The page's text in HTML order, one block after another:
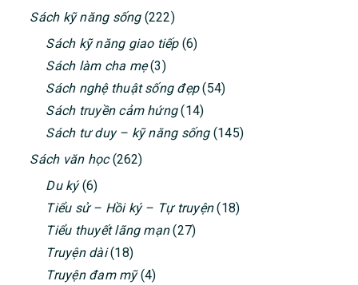
Sách kỹ năng sống(222)
Sách kỹ năng giao tiếp(6)
Sách làm cha mẹ(3)
Sách nghệ thuật sống đẹp(54)
Sách truyền cảm hứng(14)
Sách tư duy – kỹ năng sống(145)
Sách văn học(262)
Du ký(6)
Tiểu sử – Hồi ký – Tự truyện(18)
Tiểu thuyết lãng mạn(27)
Truyện dài(18)
Truyện đam mỹ(4)